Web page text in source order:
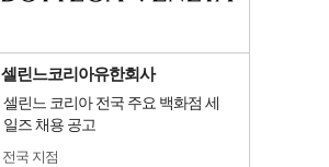
셀린느코리아유한회사
셀린느 코리아 전국 주요 백화점 세
일즈 채용 공고
전국 지점